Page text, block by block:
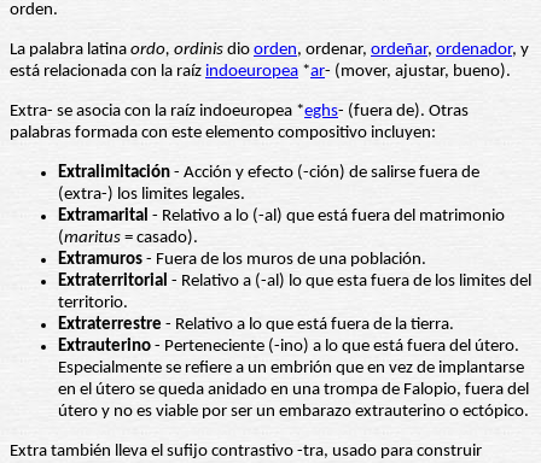
orden.
La palabra latina ordo, ordinis dio orden, ordenar, ordeñar, ordenador, y
está relacionada con la raíz indoeuropea *ar- (mover, ajustar, bueno).
Extra- se asocia con la raíz indoeuropea *eghs- (fuera de). Otras
palabras formada con este elemento compositivo incluyen:
Extralimitación - Acción y efecto (-ción) de salirse fuera de
(extra-) los limites legales.
Extramarital - Relativo a lo (-al) que está fuera del matrimonio
(maritus = casado).
Extramuros - Fuera de los muros de una población.
Extraterritorial - Relativo a (-al) lo que esta fuera de los limites del
territorio.
Extraterrestre - Relativo a lo que está fuera de la tierra.
Extrauterino - Perteneciente (-ino) a lo que está fuera del útero.
Especialmente se refiere a un embrión que en vez de implantarse
en el útero se queda anidado en una trompa de Falopio, fuera del
útero y no es viable por ser un embarazo extrauterino o ectópico.
Extra también lleva el sufijo contrastivo -tra, usado para construir